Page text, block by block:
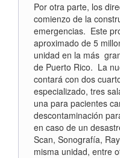
Por otra parte, los
comienzo de la
emergencias. Este
aproximado de 5
unidad en la más
de Puerto Rico. La
contará con dos
especializado, tres
una para pacientes
descontaminación
en caso de un
Scan, Sonografía,
misma unidad, entre